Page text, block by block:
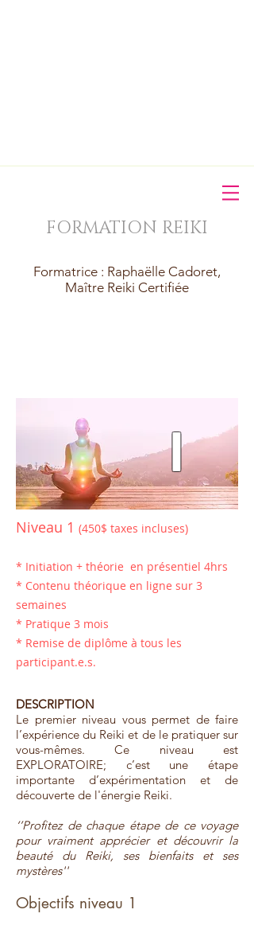
FORMATION REIKI
Formatrice : Raphaëlle Cadoret,
Maître Reiki Certifiée
I
Niveau 1 (450$ taxes incluses)
* Initiation + théorie en présentiel 4hrs
* Contenu théorique en ligne sur 3
semaines
* Pratique 3 mois
* Remise de diplôme à tous les
participant.e.s.
DESCRIPTION
Le premier niveau vous permet de faire
l’expérience du Reiki et de le pratiquer sur
vous-mêmes. Ce niveau est
EXPLORATOIRE; c’est une étape
importante d’expérimentation et de
découverte de l'énergie Reiki.
‘’Profitez de chaque étape de ce voyage
pour vraiment apprécier et découvrir la
beauté du Reiki, ses bienfaits et ses
mystères''
Objectifs niveau 1